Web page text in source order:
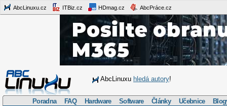
AbcLinuxu.cz ITBiz.cz HDmag.cz AbcPráce.cz
AbcLinuxu hledá autory!
Poradna FAQ Hardware Software Články Učebnice